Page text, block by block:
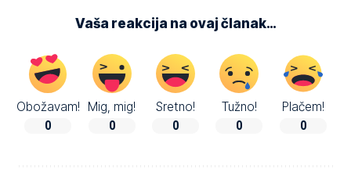
Vaša reakcija na ovaj članak…
Obožavam!
0
Mig, mig!
0
Sretno!
0
Tužno!
0
Plačem!
0